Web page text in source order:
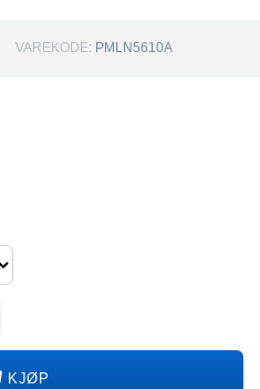
VAREKODE: PMLN5610A
KJØP